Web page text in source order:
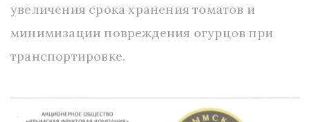
увеличения срока хранения томатов и
минимизации повреждения огурцов при
транспортировке.